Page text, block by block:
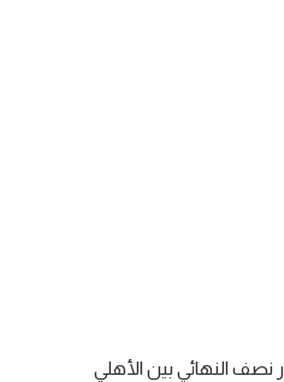
نصف النهائي بين الأهلي